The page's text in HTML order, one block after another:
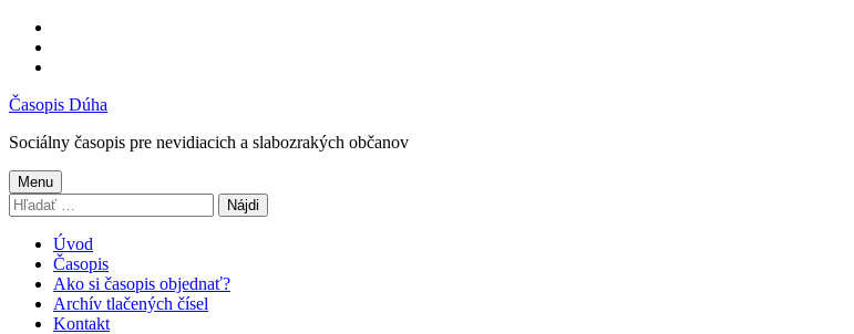
obsah
pätičku
Časopis Dúha
Sociálny časopis pre nevidiacich a slabozrakých občanov
Menu
Hľadať:
Úvod
Časopis
Ako si časopis objednať?
Archív tlačených čísel
Kontakt